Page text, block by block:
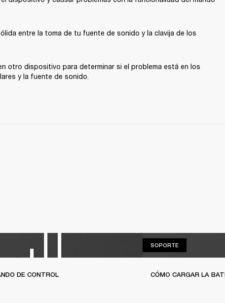
entre la toma de tu fuente de sonido y la clavija de los
otro dispositivo para determinar si el problema está en los
y la fuente de sonido.
DE CONTROL
SOPORTESOPORTE
CÓMO CARGAR LA